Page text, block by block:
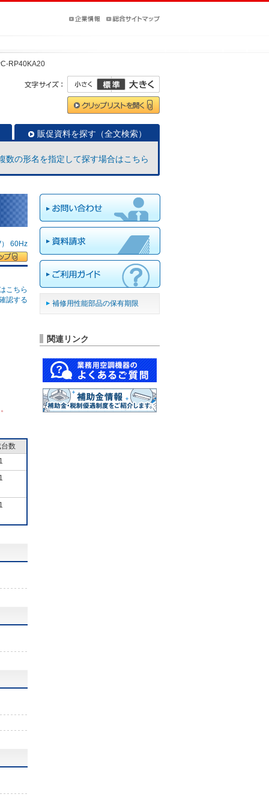
RP40KA20
販促資料を探す（全文検索）
数の形名を指定して探す場合はこちら
60Hz
こちら
認する
数
補修用性能部品の保有期限
関連リンク